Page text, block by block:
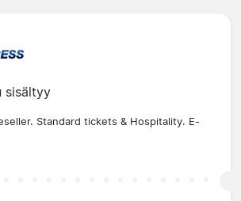
sisältyy
Standard tickets & Hospitality. E-